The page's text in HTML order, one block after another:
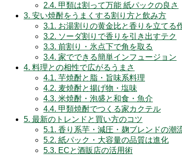
2.4. 甲類は割って万能 紙パックの良さ
3. 安い焼酎をうまくする割り方と飲み方
3.1. お湯割りの黄金比と香りを立てる
3.2. ソーダ割りで香りを引き出すテク
3.3. 前割り・氷点下で角を取る
3.4. 家でできる簡単インフュージョン
4. 料理との相性で広がるうまさ
4.1. 芋焼酎と脂・旨味系料理
4.2. 麦焼酎と揚げ物・塩味
4.3. 米焼酎・泡盛と和食・魚介
4.4. 甲類焼酎でつくる家カクテル
5. 最新のトレンドと買い方のコツ
5.1. 香り系芋・減圧・麹ブレンドの潮
5.2. 紙パック・大容量の品質は進化
5.3. ECと酒販店の活用術